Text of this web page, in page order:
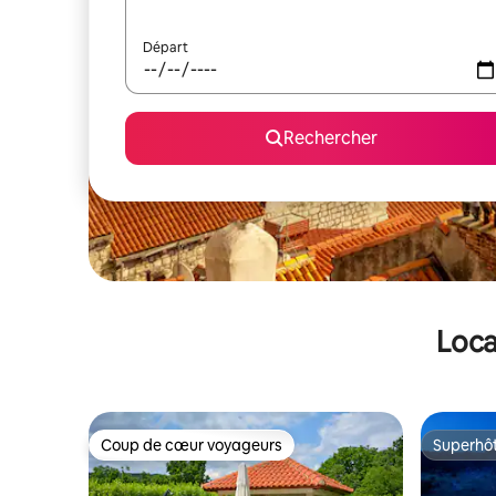
Départ
Rechercher
Coup de cœur voyageurs
Coup de cœur voyageurs